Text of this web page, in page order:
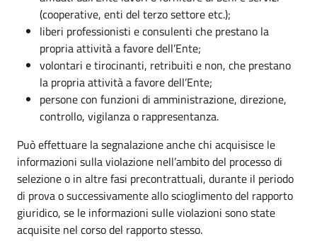
(cooperative, enti del terzo settore etc.);
liberi professionisti e consulenti che prestano la
propria attività a favore dell’Ente;
volontari e tirocinanti, retribuiti e non, che prestano
la propria attività a favore dell’Ente;
persone con funzioni di amministrazione, direzione,
controllo, vigilanza o rappresentanza.
Può effettuare la segnalazione anche chi acquisisce le
informazioni sulla violazione nell’ambito del processo di
selezione o in altre fasi precontrattuali, durante il periodo
di prova o successivamente allo scioglimento del rapporto
giuridico, se le informazioni sulle violazioni sono state
acquisite nel corso del rapporto stesso.